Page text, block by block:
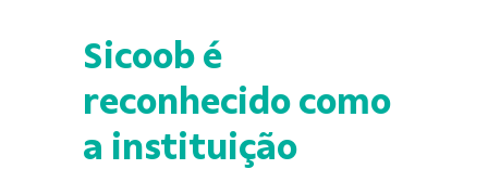
Sicoob é
reconhecido como
a instituição